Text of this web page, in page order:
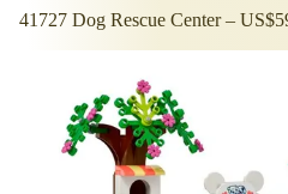
41727 Dog Rescue Center –